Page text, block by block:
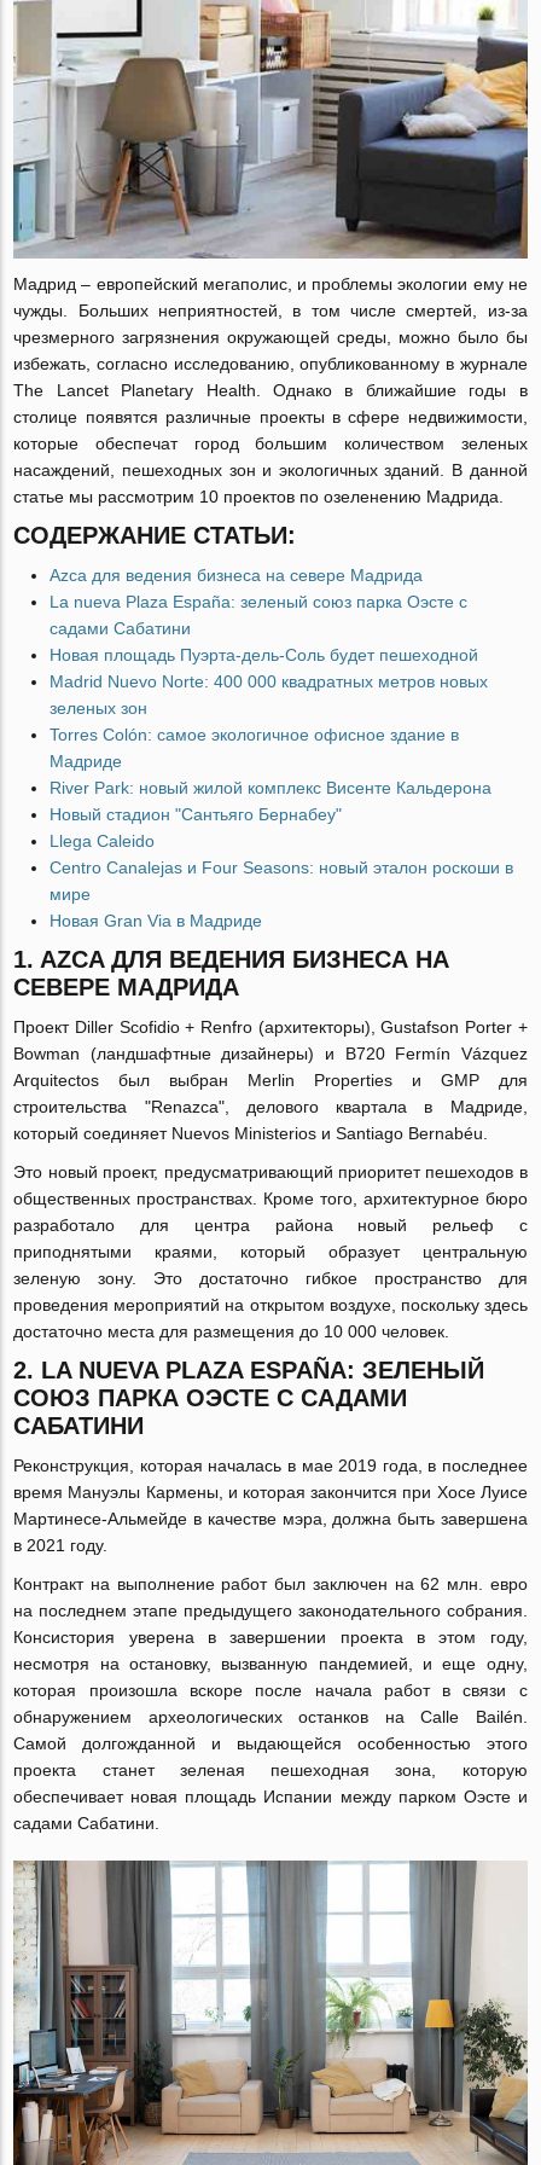
Мадрид – европейский мегаполис, и проблемы экологии ему не
чужды. Больших неприятностей, в том числе смертей, из-за
чрезмерного загрязнения окружающей среды, можно было бы
избежать, согласно исследованию, опубликованному в журнале
The Lancet Planetary Health. Однако в ближайшие годы в
столице появятся различные проекты в сфере недвижимости,
которые обеспечат город большим количеством зеленых
насаждений, пешеходных зон и экологичных зданий. В данной
статье мы рассмотрим 10 проектов по озеленению Мадрида.
СОДЕРЖАНИЕ СТАТЬИ:
Azca для ведения бизнеса на севере Мадрида
La nueva Plaza España: зеленый союз парка Оэсте с
садами Сабатини
Новая площадь Пуэрта-дель-Соль будет пешеходной
Madrid Nuevo Norte: 400 000 квадратных метров новых
зеленых зон
Torres Colón: самое экологичное офисное здание в
Мадриде
River Park: новый жилой комплекс Висенте Кальдерона
Новый стадион "Сантьяго Бернабеу"
Llega Caleido
Centro Canalejas и Four Seasons: новый эталон роскоши в
мире
Новая Gran Via в Мадриде
1. AZCA ДЛЯ ВЕДЕНИЯ БИЗНЕСА НА
СЕВЕРЕ МАДРИДА
Проект Diller Scofidio + Renfro (архитекторы), Gustafson Porter +
Bowman (ландшафтные дизайнеры) и B720 Fermín Vázquez
Arquitectos был выбран Merlin Properties и GMP для
строительства "Renazca", делового квартала в Мадриде,
который соединяет Nuevos Ministerios и Santiago Bernabéu.
Это новый проект, предусматривающий приоритет пешеходов в
общественных пространствах. Кроме того, архитектурное бюро
разработало для центра района новый рельеф с
приподнятыми краями, который образует центральную
зеленую зону. Это достаточно гибкое пространство для
проведения мероприятий на открытом воздухе, поскольку здесь
достаточно места для размещения до 10 000 человек.
2. LA NUEVA PLAZA ESPAÑA: ЗЕЛЕНЫЙ
СОЮЗ ПАРКА ОЭСТЕ С САДАМИ
САБАТИНИ
Реконструкция, которая началась в мае 2019 года, в последнее
время Мануэлы Кармены, и которая закончится при Хосе Луисе
Мартинесе-Альмейде в качестве мэра, должна быть завершена
в 2021 году.
Контракт на выполнение работ был заключен на 62 млн. евро
на последнем этапе предыдущего законодательного собрания.
Консистория уверена в завершении проекта в этом году,
несмотря на остановку, вызванную пандемией, и еще одну,
которая произошла вскоре после начала работ в связи с
обнаружением археологических останков на Calle Bailén.
Самой долгожданной и выдающейся особенностью этого
проекта станет зеленая пешеходная зона, которую
обеспечивает новая площадь Испании между парком Оэсте и
садами Сабатини.